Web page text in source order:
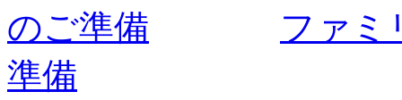
ファミ
準備